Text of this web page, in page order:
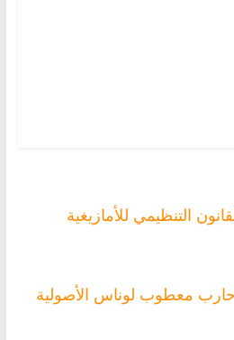
التنظيمي للأمازيغية
حارب معطوب لوناس الأصولية